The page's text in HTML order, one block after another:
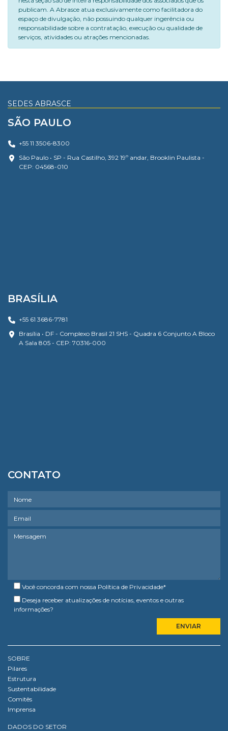
publicam. A Abrasce atua exclusivamente como facilitadora do
espaço de divulgação, não possuindo qualquer ingerência ou
responsabilidade sobre a contratação, execução ou qualidade de
serviços, atividades ou atrações mencionadas.
SEDES ABRASCE
SÃO PAULO
+55 11 3506-8300
São Paulo • SP - Rua Castilho, 392 19º andar, Brooklin Paulista -
CEP: 04568-010
BRASÍLIA
+55 61 3686-7781
Brasília • DF - Complexo Brasil 21 SHS - Quadra 6 Conjunto A Bloco
A Sala 805 - CEP: 70316-000
CONTATO
Você concorda com nossa Política de Privacidade*
Deseja receber atualizações de notícias, eventos e outras
informações?
SOBRE
Pilares
Estrutura
Sustentabilidade
Comitês
Imprensa
DADOS DO SETOR